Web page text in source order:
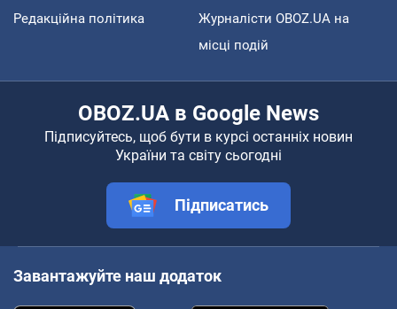
Редакційна політика
Журналісти OBOZ.UA на
місці подій
OBOZ.UA в Google News
Підписуйтесь, щоб бути в курсі останніх новин
України та світу сьогодні
Підписатись
Завантажуйте наш додаток